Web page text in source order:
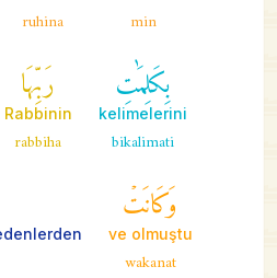
min
ruhina
بِكَلِمَٰتِ
kelimelerini
bikalimati
رَبِّهَا
Rabbinin
rabbiha
وَكَانَتۡ
ve olmuştu
wakanat